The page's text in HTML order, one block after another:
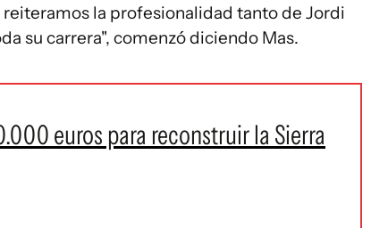
reiteramos la profesionalidad tanto de Jordi
su carrera", comenzó diciendo Mas.
euros para reconstruir la Sierra